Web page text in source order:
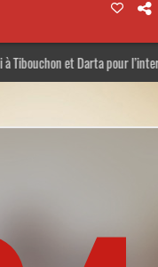
et Darta pour l’interview !